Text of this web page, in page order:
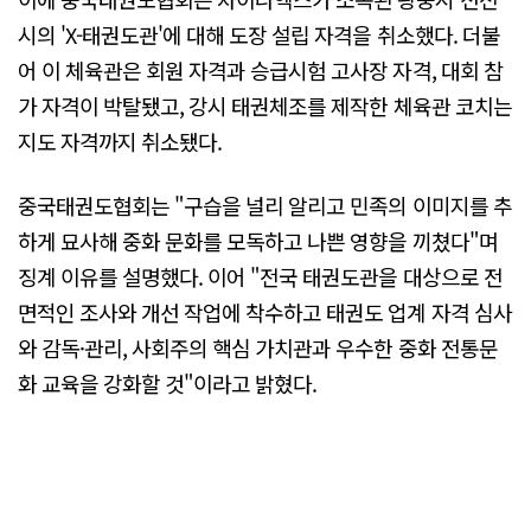
시의 'X-태권도관'에 대해 도장 설립 자격을 취소했다. 더불
어 이 체육관은 회원 자격과 승급시험 고사장 자격, 대회 참
가 자격이 박탈됐고, 강시 태권체조를 제작한 체육관 코치는
지도 자격까지 취소됐다.
중국태권도협회는 "구습을 널리 알리고 민족의 이미지를 추
하게 묘사해 중화 문화를 모독하고 나쁜 영향을 끼쳤다"며
징계 이유를 설명했다. 이어 "전국 태권도관을 대상으로 전
면적인 조사와 개선 작업에 착수하고 태권도 업계 자격 심사
와 감독·관리, 사회주의 핵심 가치관과 우수한 중화 전통문
화 교육을 강화할 것"이라고 밝혔다.